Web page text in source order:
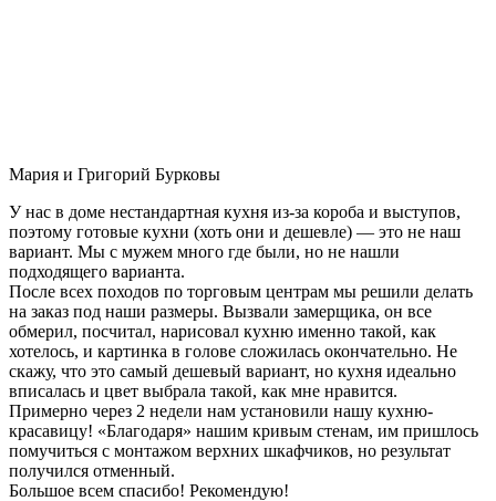
Мария и Григорий Бурковы
У нас в доме нестандартная кухня из-за короба и выступов,
поэтому готовые кухни (хоть они и дешевле) — это не наш
вариант. Мы с мужем много где были, но не нашли
подходящего варианта.
После всех походов по торговым центрам мы решили делать
на заказ под наши размеры. Вызвали замерщика, он все
обмерил, посчитал, нарисовал кухню именно такой, как
хотелось, и картинка в голове сложилась окончательно. Не
скажу, что это самый дешевый вариант, но кухня идеально
вписалась и цвет выбрала такой, как мне нравится.
Примерно через 2 недели нам установили нашу кухню-
красавицу! «Благодаря» нашим кривым стенам, им пришлось
помучиться с монтажом верхних шкафчиков, но результат
получился отменный.
Большое всем спасибо! Рекомендую!